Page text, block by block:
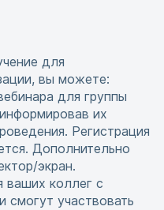
для
вы можете:
для группы
их
Регистрация
Дополнительно
экран.
ваших коллег с
смогут участвовать